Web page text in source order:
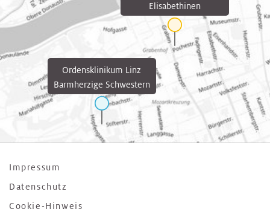
Ordensklinikum Linz
Barmherzige Schwestern
Elisabethinen
Impressum
Datenschutz
Cookie-Hinweis